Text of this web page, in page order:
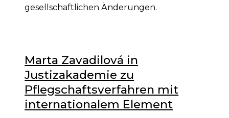
gesellschaftlichen Änderungen.
Marta Zavadilová in
Justizakademie zu
Pflegschaftsverfahren mit
internationalem Element